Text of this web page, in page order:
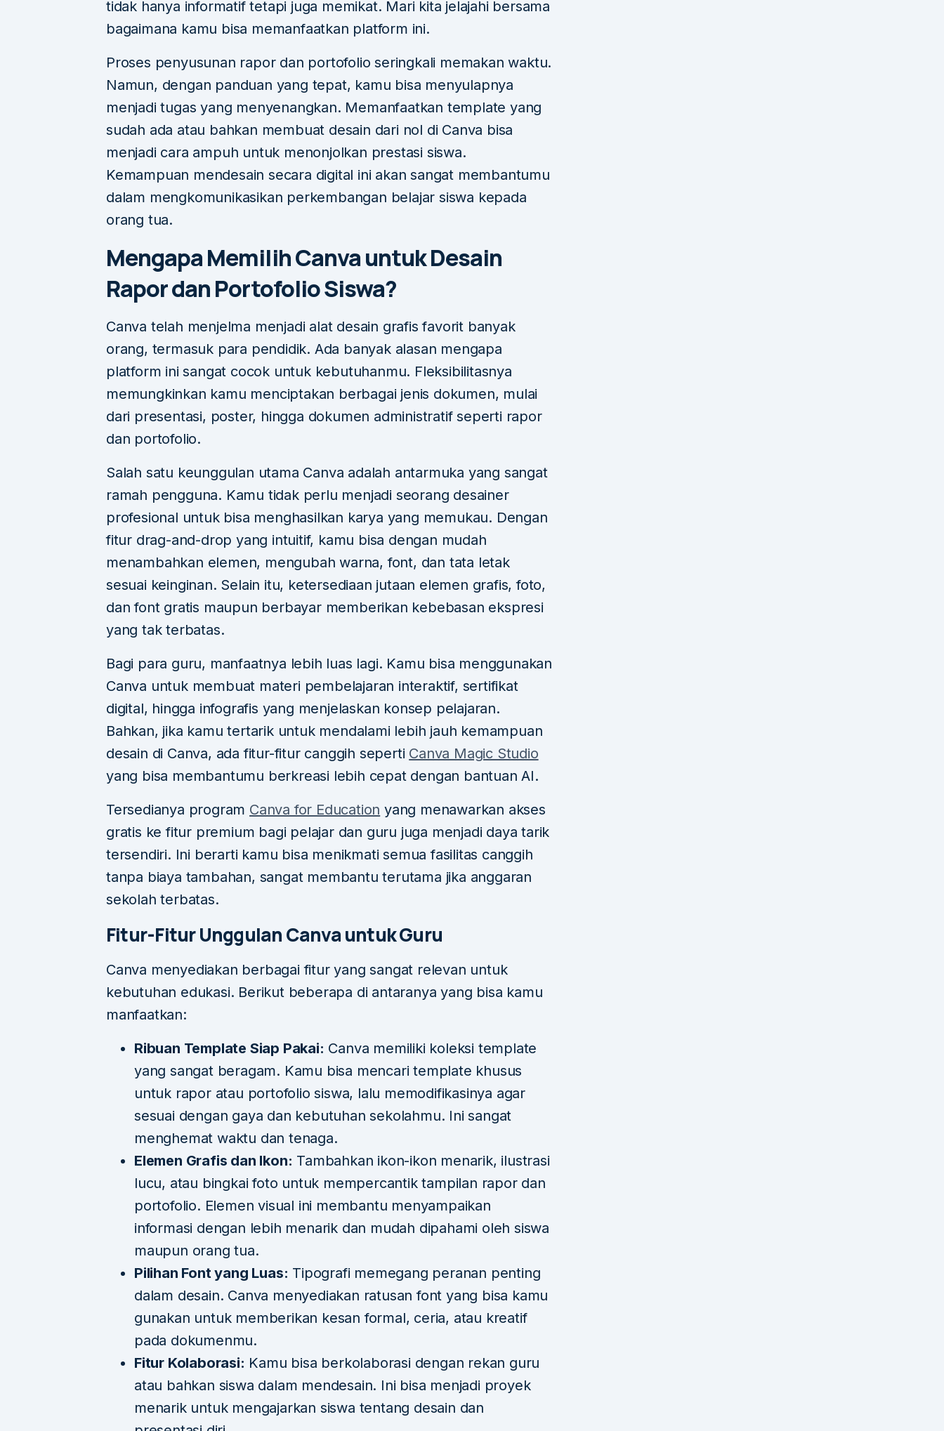
tidak hanya informatif tetapi juga memikat. Mari kita jelajahi bersama
bagaimana kamu bisa memanfaatkan platform ini.
Proses penyusunan rapor dan portofolio seringkali memakan waktu.
Namun, dengan panduan yang tepat, kamu bisa menyulapnya
menjadi tugas yang menyenangkan. Memanfaatkan template yang
sudah ada atau bahkan membuat desain dari nol di Canva bisa
menjadi cara ampuh untuk menonjolkan prestasi siswa.
Kemampuan mendesain secara digital ini akan sangat membantumu
dalam mengkomunikasikan perkembangan belajar siswa kepada
orang tua.
Mengapa Memilih Canva untuk Desain
Rapor dan Portofolio Siswa?
Canva telah menjelma menjadi alat desain grafis favorit banyak
orang, termasuk para pendidik. Ada banyak alasan mengapa
platform ini sangat cocok untuk kebutuhanmu. Fleksibilitasnya
memungkinkan kamu menciptakan berbagai jenis dokumen, mulai
dari presentasi, poster, hingga dokumen administratif seperti rapor
dan portofolio.
Salah satu keunggulan utama Canva adalah antarmuka yang sangat
ramah pengguna. Kamu tidak perlu menjadi seorang desainer
profesional untuk bisa menghasilkan karya yang memukau. Dengan
fitur drag-and-drop yang intuitif, kamu bisa dengan mudah
menambahkan elemen, mengubah warna, font, dan tata letak
sesuai keinginan. Selain itu, ketersediaan jutaan elemen grafis, foto,
dan font gratis maupun berbayar memberikan kebebasan ekspresi
yang tak terbatas.
Bagi para guru, manfaatnya lebih luas lagi. Kamu bisa menggunakan
Canva untuk membuat materi pembelajaran interaktif, sertifikat
digital, hingga infografis yang menjelaskan konsep pelajaran.
Bahkan, jika kamu tertarik untuk mendalami lebih jauh kemampuan
desain di Canva, ada fitur-fitur canggih seperti Canva Magic Studio
yang bisa membantumu berkreasi lebih cepat dengan bantuan AI.
Tersedianya program Canva for Education yang menawarkan akses
gratis ke fitur premium bagi pelajar dan guru juga menjadi daya tarik
tersendiri. Ini berarti kamu bisa menikmati semua fasilitas canggih
tanpa biaya tambahan, sangat membantu terutama jika anggaran
sekolah terbatas.
Fitur-Fitur Unggulan Canva untuk Guru
Canva menyediakan berbagai fitur yang sangat relevan untuk
kebutuhan edukasi. Berikut beberapa di antaranya yang bisa kamu
manfaatkan:
Ribuan Template Siap Pakai: Canva memiliki koleksi template
yang sangat beragam. Kamu bisa mencari template khusus
untuk rapor atau portofolio siswa, lalu memodifikasinya agar
sesuai dengan gaya dan kebutuhan sekolahmu. Ini sangat
menghemat waktu dan tenaga.
Elemen Grafis dan Ikon: Tambahkan ikon-ikon menarik, ilustrasi
lucu, atau bingkai foto untuk mempercantik tampilan rapor dan
portofolio. Elemen visual ini membantu menyampaikan
informasi dengan lebih menarik dan mudah dipahami oleh siswa
maupun orang tua.
Pilihan Font yang Luas: Tipografi memegang peranan penting
dalam desain. Canva menyediakan ratusan font yang bisa kamu
gunakan untuk memberikan kesan formal, ceria, atau kreatif
pada dokumenmu.
Fitur Kolaborasi: Kamu bisa berkolaborasi dengan rekan guru
atau bahkan siswa dalam mendesain. Ini bisa menjadi proyek
menarik untuk mengajarkan siswa tentang desain dan